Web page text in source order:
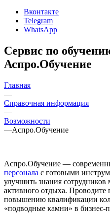
Вконтакте
Telegram
WhatsApp
Сервис по
Аспро.Обучение
Главная
—
Справочная информация
—
Возможности
—Аспро.Обучение
Аспро.Обучение —
персонала с готовыми
улучшить знания сотрудников
активного отдыха.
повышению квалификации
«подводные камни» в бизнес-